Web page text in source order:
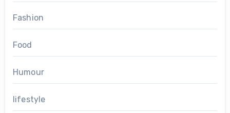
Fashion
Food
Humour
lifestyle